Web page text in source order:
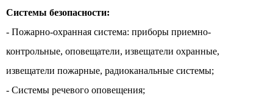
Системы безопасности:
- Пожарно-охранная система: приборы приемно-
контрольные, оповещатели, извещатели охранные,
извещатели пожарные, радиоканальные системы;
- Системы речевого оповещения;